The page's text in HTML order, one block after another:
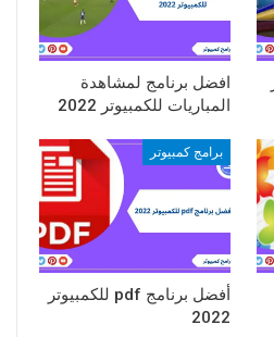
افضل برنامج لمشاهدة
المباريات للكمبيوتر 2022
برامج كمبيوتر
أفضل برنامج pdf للكمبيوتر
2022